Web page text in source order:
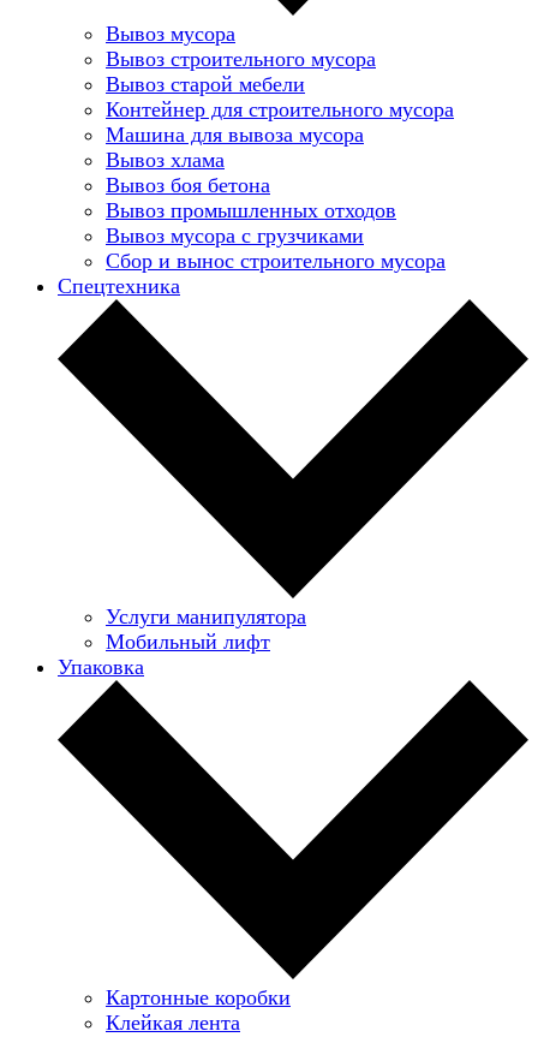
Вывоз мусора
Вывоз строительного мусора
Вывоз старой мебели
Контейнер для строительного мусора
Машина для вывоза мусора
Вывоз хлама
Вывоз боя бетона
Вывоз промышленных отходов
Вывоз мусора с грузчиками
Сбор и вынос строительного мусора
Спецтехника
Услуги манипулятора
Мобильный лифт
Упаковка
Картонные коробки
Клейкая лента